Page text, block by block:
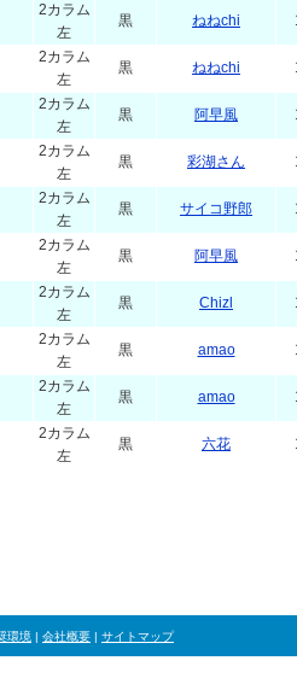
2カラム
左
黒 ねねchi
2カラム
左
黒 ねねchi
2カラム
左
黒 阿早風
2カラム
左
黒 彩湖さん
2カラム
左
黒 サイコ野郎
2カラム
左
黒 阿早風
2カラム
左
黒 Chizl
2カラム
左
黒 amao
2カラム
左
黒 amao
2カラム
左
黒 六花
環境 | 会社概要 | サイトマップ